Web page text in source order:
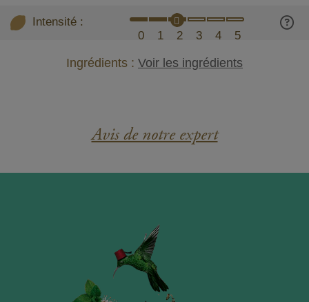
Intensité :
0
1 2 3 4 5
Ingrédients : Voir les ingrédients
Avis de notre expert